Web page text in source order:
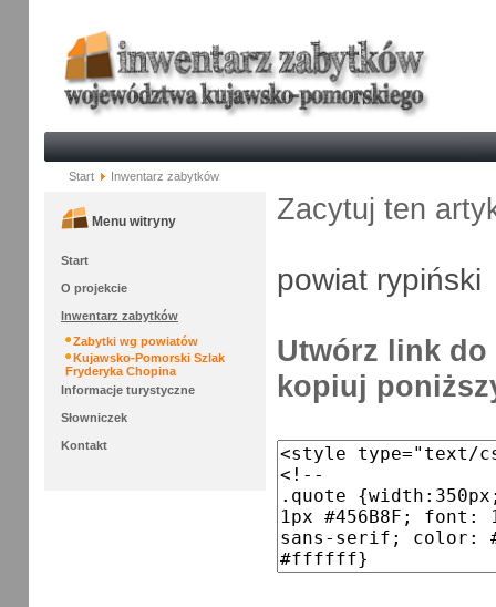
Start Inwentarz zabytków
Menu witryny
Start
O projekcie
Inwentarz zabytków
Zabytki wg powiatów
Kujawsko-Pomorski Szlak
Fryderyka Chopina
Informacje turystyczne
Słowniczek
Kontakt
Zacytuj ten
powiat rypiński
Utwórz link
kopiuj